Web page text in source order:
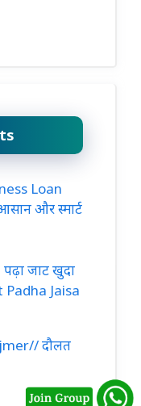
Loan
और स्मार्ट
जाट खुदा
Jaisa
दौलत